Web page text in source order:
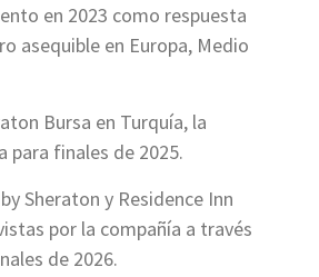
en 2023 como respuesta
asequible en Europa, Medio
Bursa en Turquía, la
para finales de 2025.
Sheraton y Residence Inn
por la compañía a través
de 2026.